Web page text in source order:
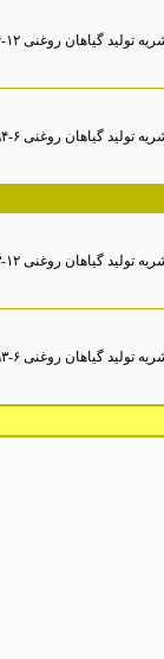
تولید گیاهان روغنی ۱۲-۱۳۹۴ - شماره پیاپی : ۴
تولید گیاهان روغنی ۶-۱۳۹۴ - شماره پیاپی : ۳
تولید گیاهان روغنی ۱۲-۱۳۹۳ - شماره پیاپی : ۲
توليد گياهان روغنی ۶-۱۳۹۳ - شماره پیاپی : ۱